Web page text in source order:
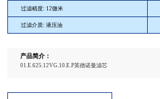
过滤精度: 12微米
过滤介质: 液压油
产品简介：
01.E.625.12VG.10.E.P英德诺曼滤芯